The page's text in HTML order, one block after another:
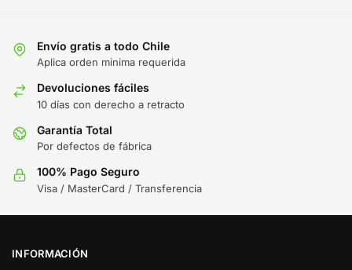
Envío gratis a todo Chile
Aplica orden minima requerida
Devoluciones fáciles
10 días con derecho a retracto
Garantía Total
Por defectos de fábrica
100% Pago Seguro
Visa / MasterCard / Transferencia
INFORMACIÓN